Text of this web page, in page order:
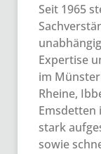
Seit 1965
Expertise
im
Rheine,
Emsdetten
stark
sowie